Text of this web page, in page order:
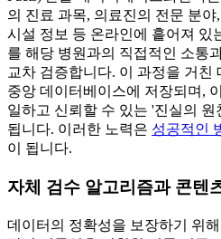
의 진료 과목, 의료진의 전문 분
시설 정보 등 온라인에 흩어져 있
를 해당 병원과의 직접적인 소통
교차 검증합니다. 이 과정을 거친
중앙 데이터베이스에 저장되며,
일하고 신뢰할 수 있는 '진실의 원
됩니다. 이러한 노력은 성공적인
이 됩니다.
자체 검수 알고리즘과 콘텐
데이터의 정확성을 보장하기 위해